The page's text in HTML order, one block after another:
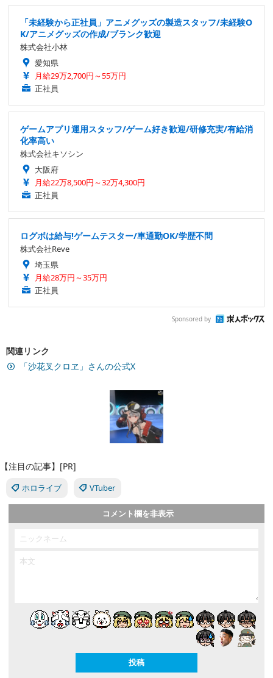
「未経験から正社員」アニメグッズの製造スタッフ/未経験O
K/アニメグッズの作成/ブランク歓迎
株式会社小林
愛知県
月給29万2,700円～55万円
正社員
ゲームアプリ運用スタッフ/ゲーム好き歓迎/研修充実/有給消
化率高い
株式会社キソシン
大阪府
月給22万8,500円～32万4,300円
正社員
ログボは給与!ゲームテスター/車通勤OK/学歴不問
株式会社Reve
埼玉県
月給28万円～35万円
正社員
Sponsored by
関連リンク
「沙花叉クロヱ」さんの公式X
【注目の記事】[PR]
ホロライブ VTuber
コメント欄を非表示